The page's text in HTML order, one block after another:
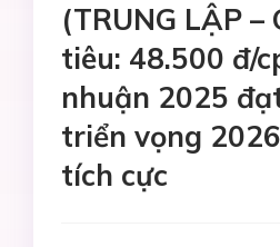
(TRUNG LẬP –
tiêu: 48.500 đ/
nhuận 2025
triển vọng
tích cực